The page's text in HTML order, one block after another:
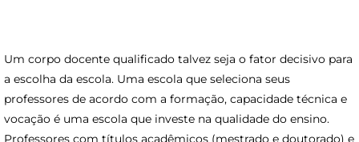
Um corpo docente qualificado talvez seja o fator decisivo para
a escolha da escola. Uma escola que seleciona seus
professores de acordo com a formação, capacidade técnica e
vocação é uma escola que investe na qualidade do ensino.
Professores com títulos acadêmicos (mestrado e doutorado) e